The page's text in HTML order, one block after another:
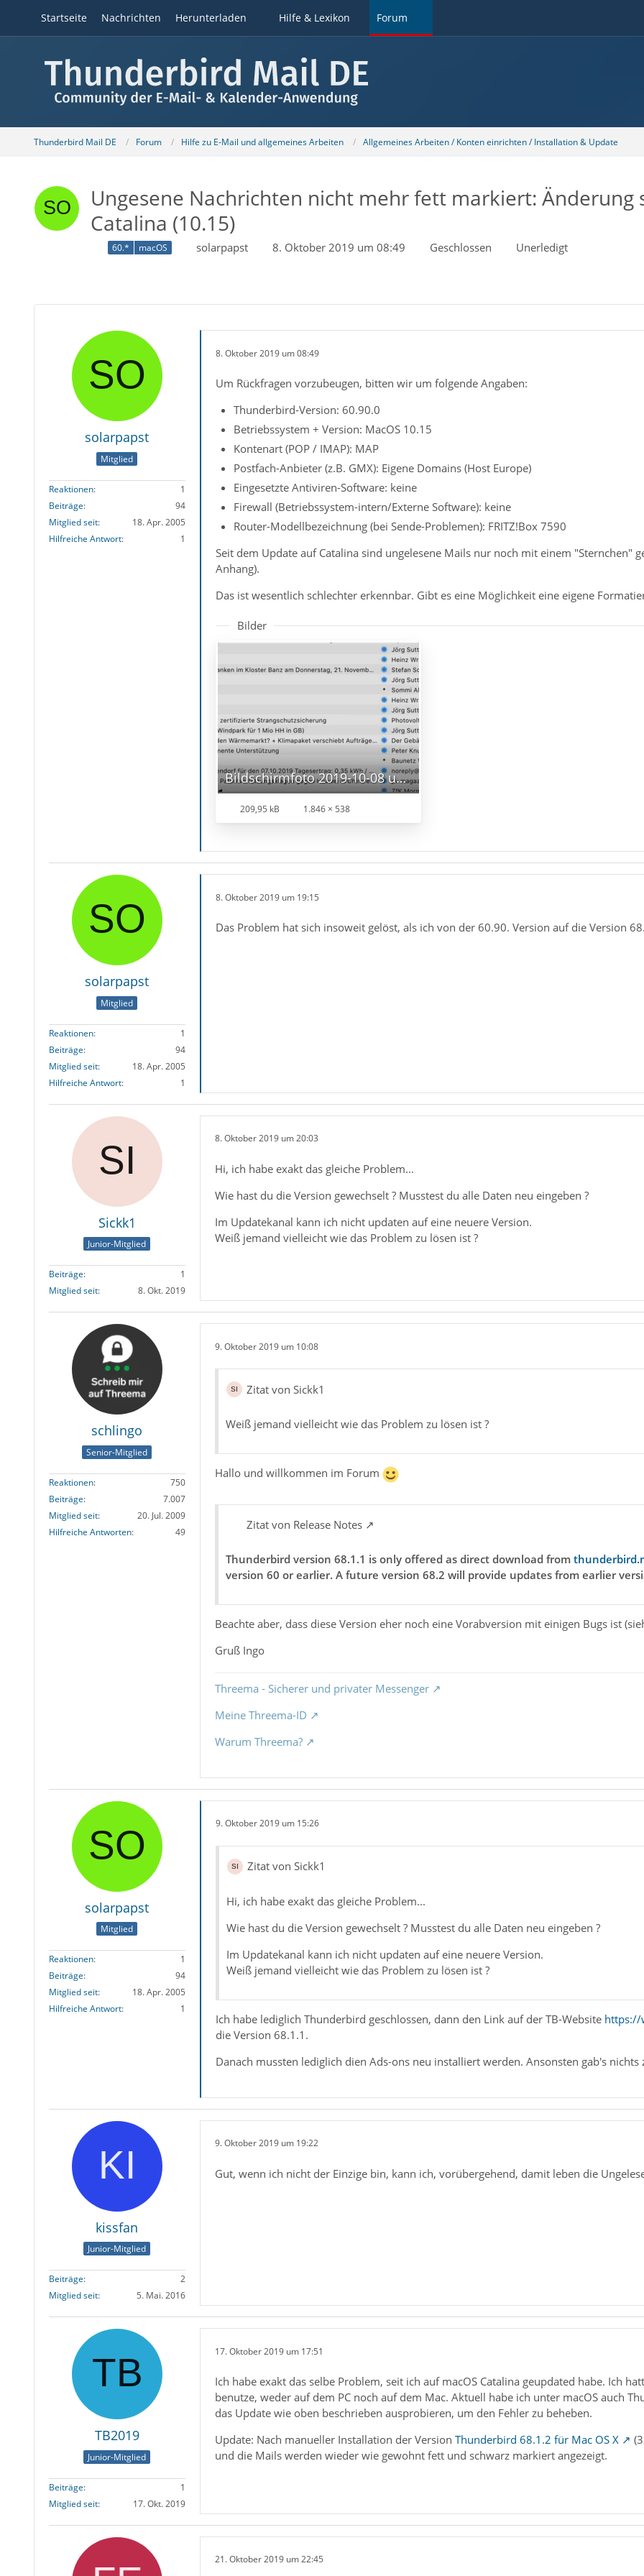
Startseite Nachrichten Herunterladen Hilfe & Lexikon Forum
Thunderbird Mail DE Forum Hilfe zu E-Mail und allgemeines Arbeiten Allgemeines Arbeiten / Konten einrichten / Installation & Update
Ungesene Nachrichten nicht mehr fett markiert: Änderung
Catalina (10.15)
60.* macOS solarpapst 8. Oktober 2019 um 08:49 Geschlossen Unerledigt
solarpapst
Mitglied
Reaktionen
1
Beiträge
94
Mitglied seit
18. Apr. 2005
Hilfreiche Antwort
1
8. Oktober 2019 um 08:49
Um Rückfragen vorzubeugen, bitten wir um folgende Angaben:
Thunderbird-Version: 60.90.0
Betriebssystem + Version: MacOS 10.15
Kontenart (POP / IMAP): MAP
Postfach-Anbieter (z.B. GMX): Eigene Domains (Host Europe)
Eingesetzte Antiviren-Software: keine
Firewall (Betriebssystem-intern/Externe Software): keine
Router-Modellbezeichnung (bei Sende-Problemen): FRITZ!Box 7590
Seit dem Update auf Catalina sind ungelesene Mails nur noch mit einem "Sternchen"
Anhang).
Das ist wesentlich schlechter erkennbar. Gibt es eine Möglichkeit eine eigene
Bilder
Bildschirmfoto 2019-10-08 um 08.48.48.png
209,95 kB 1.846 × 538
solarpapst
Mitglied
Reaktionen
1
Beiträge
94
Mitglied seit
18. Apr. 2005
Hilfreiche Antwort
1
8. Oktober 2019 um 19:15
Das Problem hat sich insoweit gelöst, als ich von der 60.90. Version auf die Version
Sickk1
Junior-Mitglied
Beiträge
1
Mitglied seit
8. Okt. 2019
8. Oktober 2019 um 20:03
Hi, ich habe exakt das gleiche Problem...
Wie hast du die Version gewechselt ? Musstest du alle Daten neu eingeben ?
Im Updatekanal kann ich nicht updaten auf eine neuere Version.
Weiß jemand vielleicht wie das Problem zu lösen ist ?
schlingo
Senior-Mitglied
Reaktionen
750
Beiträge
7.007
Mitglied seit
20. Jul. 2009
Hilfreiche Antworten
49
9. Oktober 2019 um 10:08
Zitat von Sickk1
Weiß jemand vielleicht wie das Problem zu lösen ist ?
Hallo und willkommen im Forum
Zitat von Release Notes
Thunderbird version 68.1.1 is only offered as direct download from
version 60 or earlier. A future version 68.2 will provide updates from earlier
Beachte aber, dass diese Version eher noch eine Vorabversion mit einigen Bugs ist
Gruß Ingo
Threema - Sicherer und privater Messenger
Meine Threema-ID
Warum Threema?
solarpapst
Mitglied
Reaktionen
1
Beiträge
94
Mitglied seit
18. Apr. 2005
Hilfreiche Antwort
1
9. Oktober 2019 um 15:26
Zitat von Sickk1
Hi, ich habe exakt das gleiche Problem...
Wie hast du die Version gewechselt ? Musstest du alle Daten neu eingeben ?
Im Updatekanal kann ich nicht updaten auf eine neuere Version.
Weiß jemand vielleicht wie das Problem zu lösen ist ?
Ich habe lediglich Thunderbird geschlossen, dann den Link auf der TB-Website https://
die Version 68.1.1.
Danach mussten lediglich dien Ads-ons neu installiert werden. Ansonsten gab's nichts
kissfan
Junior-Mitglied
Beiträge
2
Mitglied seit
5. Mai. 2016
9. Oktober 2019 um 19:22
Gut, wenn ich nicht der Einzige bin, kann ich, vorübergehend, damit leben die
TB2019
Junior-Mitglied
Beiträge
1
Mitglied seit
17. Okt. 2019
17. Oktober 2019 um 17:51
Ich habe exakt das selbe Problem, seit ich auf macOS Catalina geupdated habe. Ich
benutze, weder auf dem PC noch auf dem Mac. Aktuell habe ich unter macOS auch
das Update wie oben beschrieben ausprobieren, um den Fehler zu beheben.
Update: Nach manueller Installation der Version Thunderbird 68.1.2 für Mac OS X
und die Mails werden wieder wie gewohnt fett und schwarz markiert angezeigt.
21. Oktober 2019 um 22:45